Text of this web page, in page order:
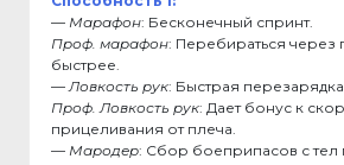
— Марафон: Бесконечный спринт.
Проф. марафон: Перебираться через
быстрее.
—Ловкость рук: Быстрая
Проф. Ловкость рук: Дает бонус к
прицеливания от плеча.
— Мародер: Сбор боеприпасов с тел